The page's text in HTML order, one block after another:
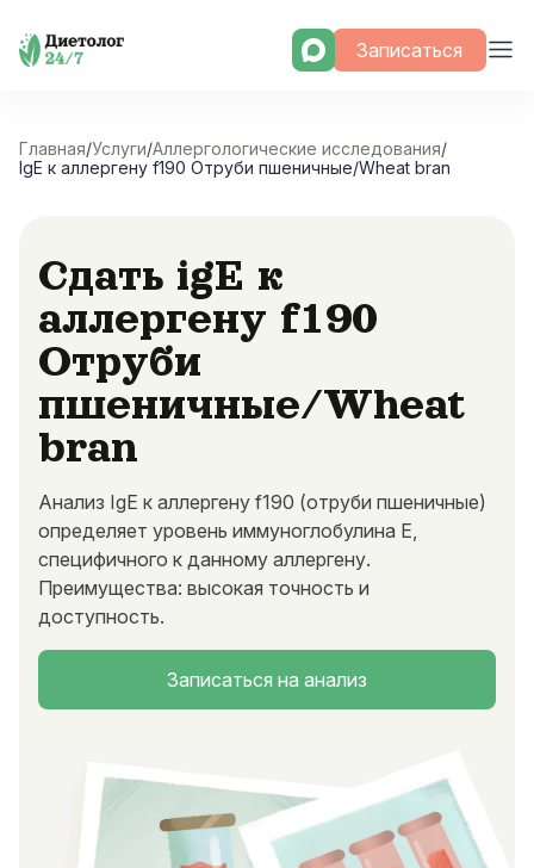
Skip
Записаться
Главная/Услуги/Аллергологические исследования/
IgE к аллергену f190 Отруби пшеничные/Wheat bran
Сдать igE к
аллергену f190
Отруби
пшеничные/Wheat
bran
Анализ IgE к аллергену f190 (отруби пшеничные)
определяет уровень иммуноглобулина E,
специфичного к данному аллергену.
Преимущества: высокая точность и
доступность.
Записаться на анализ